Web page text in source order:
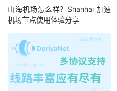
山海机场怎么样？Shanhai 加速
机场节点使用体验分享